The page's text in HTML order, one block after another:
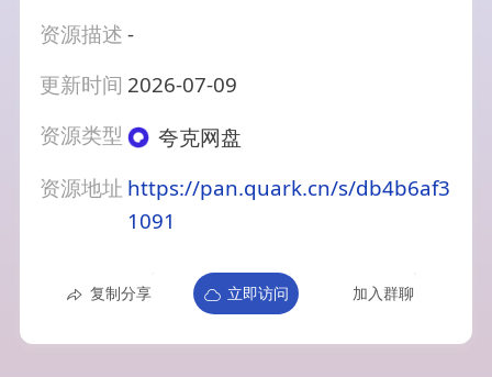
资源描述-
更新时间 2026-07-09
资源类型
夸克网盘
资源地址 https://pan.quark.cn/s/db4b6af3
1091
复制分享 立即访问 加入群聊